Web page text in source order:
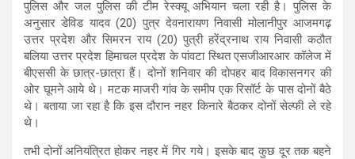
पुलिस और जल पुलिस की टीम रेस्क्यू अभियान चला रही है। पुलिस के
अनुसार डेविड यादव (20) पुत्र देवनारायण निवासी मोलानीपुर आजमगढ़
उत्तर प्रदेश और सिमरन राय (20) पुत्री हरेंद्रनाथ राय निवासी कठौत
बलिया उत्तर प्रदेश हिमाचल प्रदेश के पांवटा स्थित एसजीआरआर कॉलेज में
बीएससी के छात्र-छात्रा हैं। दोनों शनिवार की दोपहर बाद विकासनगर की
ओर घूमने आये थे। मटक माजरी गांव के समीप एक रिसॉर्ट के पास दोनों बैठे
थे। बताया जा रहा है कि इस दौरान नहर किनारे बैठकर दोनों सेल्फी ले रहे
थे।
तभी दोनों अनियंत्रित होकर नहर में गिर गये। इसके बाद कुछ दूर तक बहने